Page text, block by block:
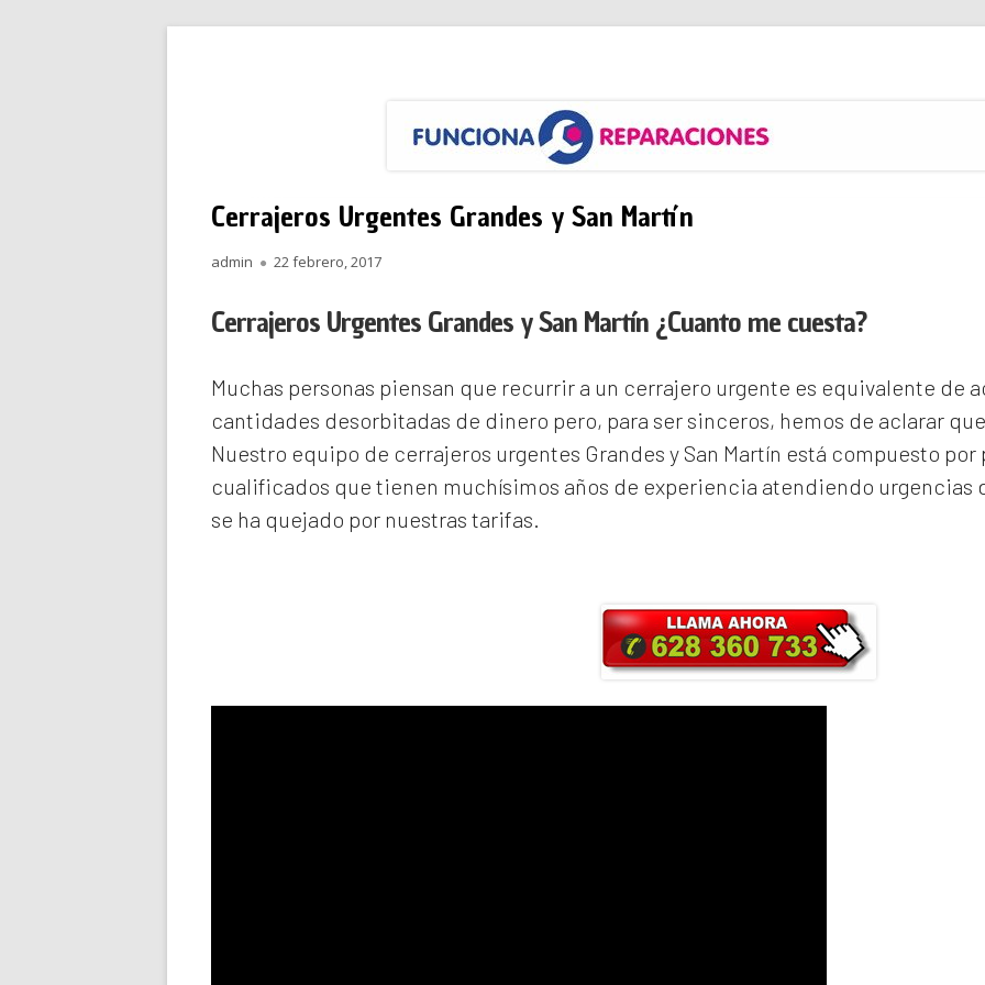
Cerrajeros Urgentes Grandes y San Martín
Autor
admin
Publicado
22 febrero, 2017
Cerrajeros Urgentes Grandes y San Martín ¿Cuanto me cuesta?
Muchas personas piensan que recurrir a un cerrajero urgente es equivalente de
cantidades desorbitadas de dinero pero, para ser sinceros, hemos de aclarar
Nuestro equipo de cerrajeros urgentes Grandes y San Martín está compuesto
cualificados que tienen muchísimos años de experiencia atendiendo urgencias
se ha quejado por nuestras tarifas.